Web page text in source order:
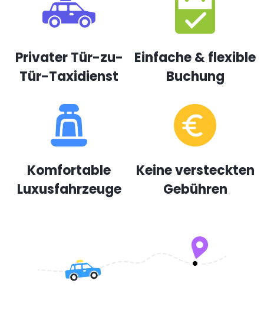
Privater Tür-zu-
Tür-Taxidienst
Einfache & flexible
Buchung
Komfortable
Luxusfahrzeuge
Keine versteckten
Gebühren